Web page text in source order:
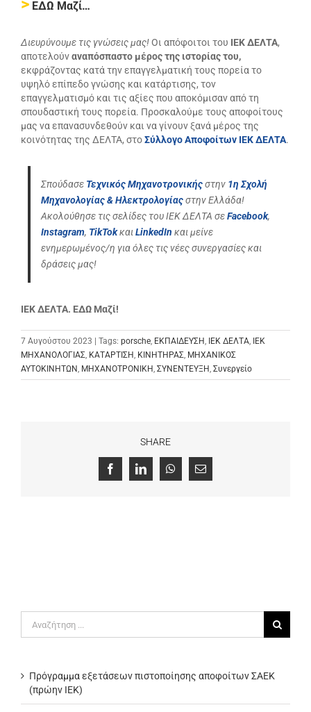
> ΕΔΩ Μαζί…
Διευρύνουμε τις γνώσεις μας!Οι απόφοιτοι του ΙΕΚ ΔΕΛΤΑ,
αποτελούναναπόσπαστο μέρος της ιστορίας του,
εκφράζοντας κατά την επαγγελματική τους πορεία το
υψηλό επίπεδο γνώσης και κατάρτισης, τον
επαγγελματισμό και τις αξίες που αποκόμισαν από τη
σπουδαστική τους πορεία. Προσκαλούμε τους αποφοίτους
μας να επανασυνδεθούν και να γίνουν ξανά μέρος της
κοινότητας της ΔΕΛΤΑ, στοΣύλλογο Αποφοίτων ΙΕΚ ΔΕΛΤΑ.
Σπούδασε Τεχνικός Μηχανοτρονικήςστην 1η Σχολή
Μηχανολογίας & Ηλεκτρολογίαςστην Ελλάδα!
Ακολούθησε τις σελίδες του ΙΕΚ ΔΕΛΤΑ σεFacebook,
Instagram, TikTokκαιLinkedIn και μείνε
ενημερωμένος/η για όλες τις νέες συνεργασίες και
δράσεις μας!
ΙΕΚ ΔΕΛΤΑ. ΕΔΩ Μαζί!
7 Αυγούστου 2023 | Tags: porsche, ΕΚΠΑΙΔΕΥΣΗ, ΙΕΚ ΔΕΛΤΑ, ΙΕΚ
ΜΗΧΑΝΟΛΟΓΙΑΣ, ΚΑΤΑΡΤΙΣΗ, ΚΙΝΗΤΗΡΑΣ, ΜΗΧΑΝΙΚΟΣ
ΑΥΤΟΚΙΝΗΤΩΝ, ΜΗΧΑΝΟΤΡΟΝΙΚΗ, ΣΥΝΕΝΤΕΥΞΗ, Συνεργείο
SHARE
FacebookLinkedInWhatsApp
Email
για:
Πρόγραμμα εξετάσεων πιστοποίησης αποφοίτων ΣΑΕΚ
(πρώην ΙΕΚ)